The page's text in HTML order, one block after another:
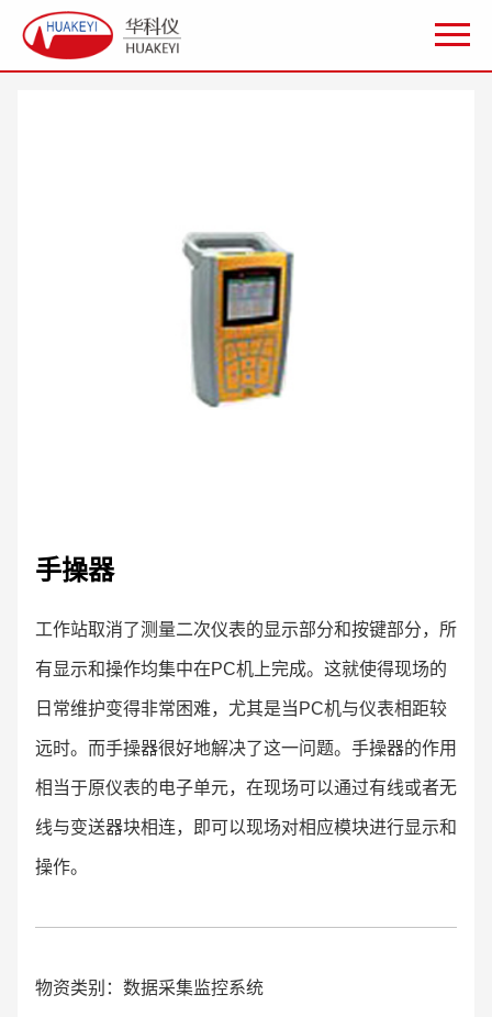
手操器
工作站取消了测量二次仪表的显示部分和按键部分，所
有显示和操作均集中在PC机上完成。这就使得现场的
日常维护变得非常困难，尤其是当PC机与仪表相距较
远时。而手操器很好地解决了这一问题。手操器的作用
相当于原仪表的电子单元，在现场可以通过有线或者无
线与变送器块相连，即可以现场对相应模块进行显示和
操作。
物资类别：数据采集监控系统